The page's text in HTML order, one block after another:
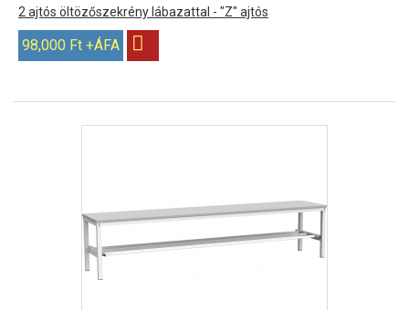
2 ajtós öltözőszekrény lábazattal - "Z" ajtós
98,000 Ft +ÁFA